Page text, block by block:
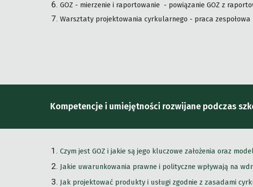
GOZ - mierzenie i raportowanie - powiązanie GOZ z
Warsztaty projektowania cyrkularnego - praca
Kompetencje i umiejętności rozwijane podczas
Czym jest GOZ i jakie są jego kluczowe założenia oraz
Jakie uwarunkowania prawne i polityczne wpływają na
Jak projektować produkty i usługi zgodnie z zasadami